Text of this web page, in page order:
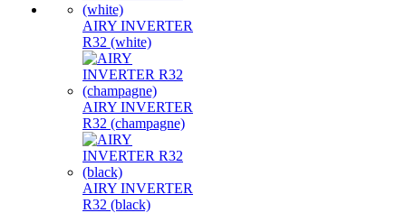
AIRY INVERTER
R32 (white)
AIRY INVERTER
R32 (champagne)
AIRY INVERTER
R32 (black)